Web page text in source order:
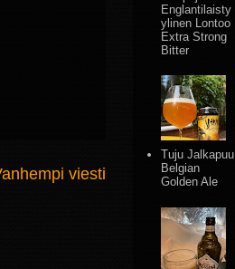
viesti
Englantilaisty
ylinen Lontoo
Extra Strong
Bitter
Tuju Jalkapuu
Belgian
Golden Ale